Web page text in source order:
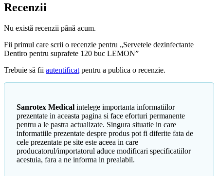
Recenzii
Nu există recenzii până acum.
Fii primul care scrii o recenzie pentru „Servetele dezinfectante
Dentiro pentru suprafete 120 buc LEMON”
Trebuie să fii autentificat pentru a publica o recenzie.
Sanrotex Medical intelege importanta informatiilor
prezentate in aceasta pagina si face eforturi permanente
pentru a le pastra actualizate. Singura situatie in care
informatiile prezentate despre produs pot fi diferite fata de
cele prezentate pe site este aceea in care
producatorul/importatorul aduce modificari specificatiilor
acestuia, fara a ne informa in prealabil.